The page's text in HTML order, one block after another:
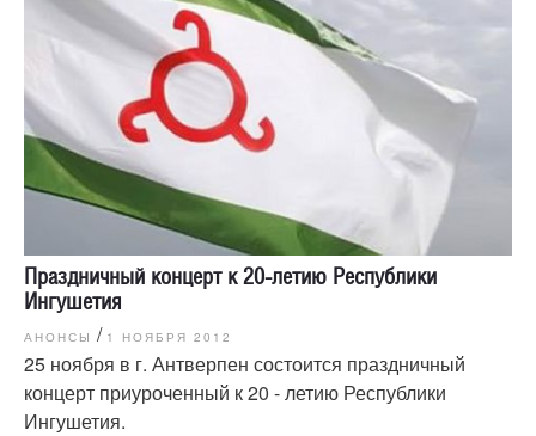
Праздничный концерт к 20-летию Республики
Ингушетия
АНОНСЫ / 1 НОЯБРЯ 2012
25 ноября в г. Антверпен состоится праздничный
концерт приуроченный к 20 - летию Республики
Ингушетия.